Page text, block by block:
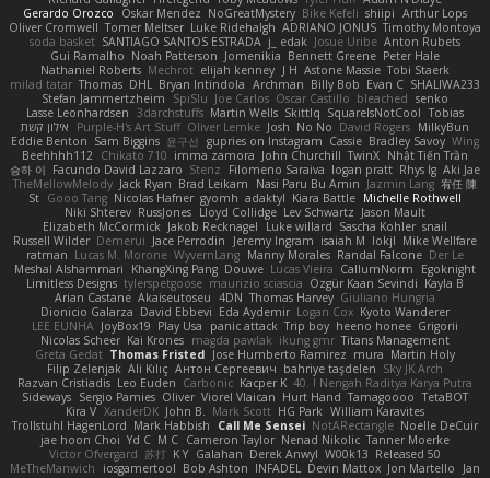
Gerardo Orozco
Oskar Mendez NoGreatMystery Bike Kefeli shiipi Arthur Lops
Oliver Cromwell Tomer Meltser Luke Ridehalgh ADRIANO JONUS Timothy Montoya
soda basket SANTIAGO SANTOS ESTRADA j_ edak Josue Uribe Anton Rubets
Gui Ramalho Noah Patterson Jomenikia Bennett Greene Peter Hale
Nathaniel Roberts Mechrot elijah kenney J H Astone Massie Tobi Staerk
milad tatar Thomas DHL Bryan Intindola Archman Billy Bob Evan C SHALIWA233
Stefan Jammertzheim
SpiSlu Joe Carlos Oscar Castillo bleached senko
Lasse Leonhardsen 3darchstuffs Martin Wells Skittlq SquareIsNotCool Tobias
אילון קשת
Purple-H's Art Stuff Oliver Lemke Josh No No David Rogers MilkyBun
Eddie Benton Sam Biggins 윤구선 gupries on Instagram Cassie Bradley Savoy Wing
Beehhhh112 Chikato 710 imma zamora John Churchill TwinX Nhật Tiến Trần
승하 이 Facundo David Lazzaro Stenz Filomeno Saraiva logan pratt Rhys lg Aki Jae
TheMellowMelody Jack Ryan Brad Leikam Nasi Paru Bu Amin Jazmin Lang 宥任 陳
St Gooo Tang Nicolas Hafner gyomh adaktyl Kiara Battle Michelle Rothwell
Niki Shterev RussJones Lloyd Collidge Lev Schwartz Jason Mault
Elizabeth McCormick Jakob Recknagel Luke willard Sascha Kohler snail
Russell Wilder Demerui Jace Perrodin Jeremy Ingram isaiah M lokjl Mike Wellfare
ratman Lucas M. Morone WyvernLang Manny Morales Randal Falcone Der Le
Meshal Alshammari
KhangXing Pang Douwe Lucas Vieira CallumNorm
Egoknight
Limitless Designs tylerspetgoose maurizio sciascia Özgür Kaan Sevindi Kayla B
Arian Castane Akaiseutoseu 4DN Thomas Harvey Giuliano Hungria
Dionicio Galarza David Ebbevi Eda Aydemir Logan Cox Kyoto Wanderer
LEE EUNHA JoyBox19 Play Usa panic attack Trip boy heeno honee Grigorii
Nicolas Scheer Kai Krones magda pawlak ikung gmr Titans Management
Greta Gedat Thomas Fristed Jose Humberto Ramirez mura Martin Holy
Filip Zelenjak Ali Kılıç Антон Сергеевич bahriye taşdelen Sky JK Arch
Razvan Cristiadis Leo Euden Carbonic Kacper K 40. I Nengah Raditya Karya Putra
Sideways Sergio Pamies Oliver Viorel Vlaican Hurt Hand Tamagoooo TetaBOT
Kira V XanderDK John B. Mark Scott HG Park William Karavites
Trollstuhl HagenLord Mark Habbish Call Me Sensei NotARectangle Noelle DeCuir
jae hoon Choi Yd C M C Cameron Taylor Nenad Nikolic Tanner Moerke
Victor Ofvergard 苏打 K Y Galahan Derek Anwyl W00k13 Released 50
MeTheManwich
iosgamertool Bob Ashton INFADEL Devin Mattox Jon Martello
Jan